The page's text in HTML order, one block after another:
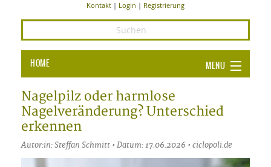
Kontakt | Login | Registrierung
HOME MENU
GESUNDHEIT
ERNÄHRUNG
BEAUTY UND PFLEGE
Nagelpilz oder harmlose
Nagelveränderung? Unterschied
erkennen
Autor:in: Steffan Schmitt • Datum: 17.06.2026 • ciclopoli.de